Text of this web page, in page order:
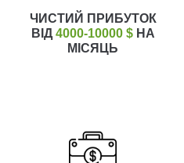
ЧИСТИЙ ПРИБУТОК
ВІД 4000-10000 $НА
МІСЯЦЬ